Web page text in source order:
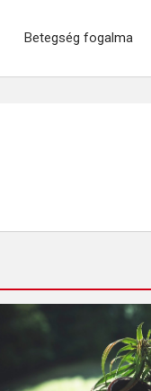
Betegség fogalma